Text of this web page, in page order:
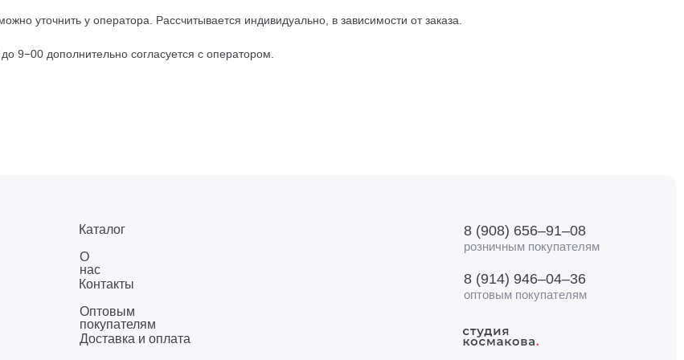
уточнить у оператора. Рассчитывается индивидуально, в зависимости от заказа.
9−00 дополнительно согласуется с оператором.
Каталог
О
нас
Контакты
Оптовым
покупателям
Доставка и оплата
8 (908) 656–91–08
розничным покупателям
8 (914) 946–04–36
оптовым покупателям